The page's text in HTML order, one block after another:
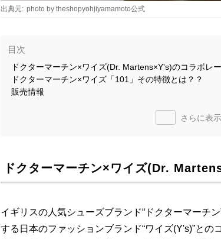
出典元: photo by theshopyohjiyamamoto公式
目次
ドクターマーチン×ワイズ(Dr. Martens×Y's)のコラボレ
ドクターマーチン×ワイズ「101」その特徴とは？？
販売情報
さらに表示
ドクターマーチン×ワイズ(Dr.
イギリスの人気シューズブランド“ドクターマーチ
する日本のファッションブランド“ワイズ(Y's)”と